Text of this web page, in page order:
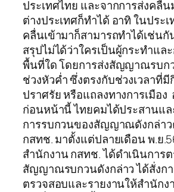
ประเทศไทย และจากการส่งคลื่
ต่างประเทศก็ทำได้ อาทิ ในประ
คลื่นเข้ามาก็สามารถทำได้เช่น
สรุปไม่ได้ว่าใครเป็นผู้กระทำแล
พื้นที่ใด โดยการส่งสัญญาณรบก
ช่วงหัวค่ำ ซึ่งตรงกับช่วงเวลาที่มี
ปราศรัย หรือแถลงทางการเมือง
ก่อนหน้านี้ ไทยคมได้ประสานแล
การรบกวนของสัญญาณดังกล่า
กสทช. มาตั้งแต่ปลายเดือน พ.ย
สำนักงาน กสทช. ได้ดำเนินการ
สัญญาณรบกวนดังกล่าว ได้สั่งก
ตรวจสอบและรายงานให้สำนักง